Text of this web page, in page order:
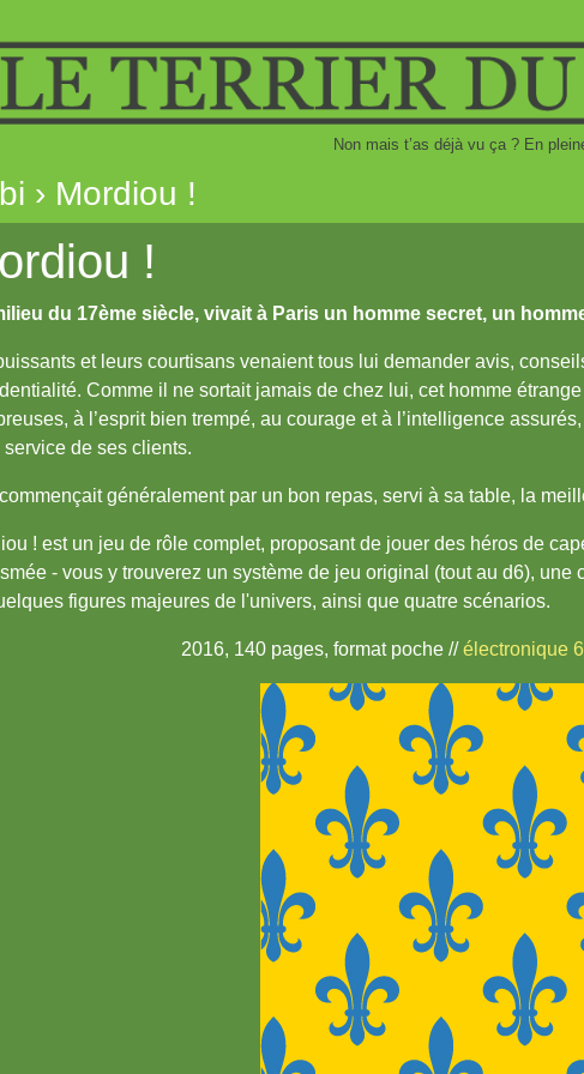
Non mais t’as déjà vu ça ? En
› Mordiou !
!
du 17ème siècle, vivait à Paris un homme secret, un
et leurs courtisans venaient tous lui demander avis,
Comme il ne sortait jamais de chez lui, cet homme
à l’esprit bien trempé, au courage et à l’intelligence
service de ses clients.
généralement par un bon repas, servi à sa table, la
! est un jeu de rôle complet, proposant de jouer des héros de
- vous y trouverez un système de jeu original (tout au d6),
figures majeures de l'univers, ainsi que quatre scénarios.
2016, 140 pages, format poche //électronique